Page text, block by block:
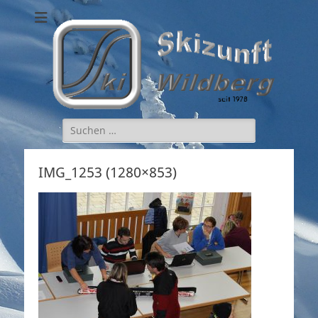
Suchen
nach:
IMG_1253 (1280×853)